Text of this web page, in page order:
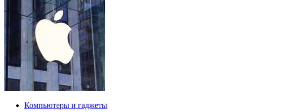
Компьютеры и гаджеты